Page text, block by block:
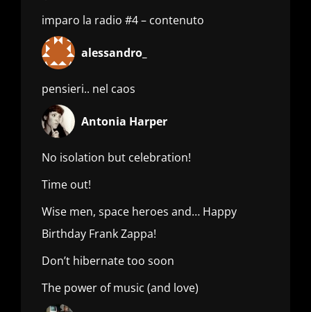
imparo la radio #4 – contenuto
alessandro_
pensieri.. nel caos
Antonia Harper
No isolation but celebration!
Time out!
Wise men, space heroes and… Happy
Birthday Frank Zappa!
Don’t hibernate too soon
The power of music (and love)